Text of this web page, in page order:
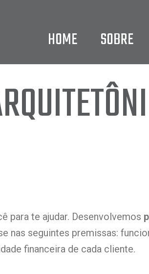
HOME SOBRE
para te ajudar. Desenvolvemos
nas seguintes premissas:
financeira de cada cliente.